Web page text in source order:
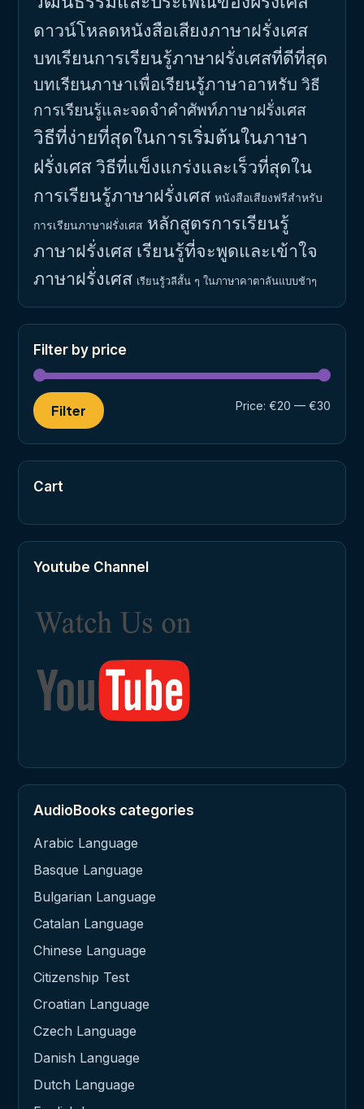
ดาวน์โหลดหนังสือเสียงภาษาฝรั่งเศส
บทเรียนการเรียนรู้ภาษาฝรั่งเศสที่ดีที่สุด
บทเรียนภาษาเพื่อเรียนรู้ภาษาอาหรับ วิธี
การเรียนรู้และจดจำคำศัพท์ภาษาฝรั่งเศส
วิธีที่ง่ายที่สุดในการเริ่มต้นในภาษา
ฝรั่งเศสวิธีที่แข็งแกร่งและเร็วที่สุดใน
การเรียนรู้ภาษาฝรั่งเศส หนังสือเสียงฟรีสำหรับ
การเรียนภาษาฝรั่งเศส หลักสูตรการเรียนรู้
ภาษาฝรั่งเศส เรียนรู้ที่จะพูดและเข้าใจ
ภาษาฝรั่งเศส เรียนรู้วลีสั้น ๆ ในภาษาคาตาลันแบบช้าๆ
Filter by price
Filter Price: €20 — €30
Cart
Youtube Channel
AudioBooks categories
Arabic Language
Basque Language
Bulgarian Language
Catalan Language
Chinese Language
Citizenship Test
Croatian Language
Czech Language
Danish Language
Dutch Language